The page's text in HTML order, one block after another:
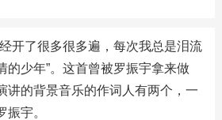
开了很多很多遍，每次我总是泪流
的少年”。这首曾被罗振宇拿来做
讲的背景音乐的作词人有两个，一
宇。